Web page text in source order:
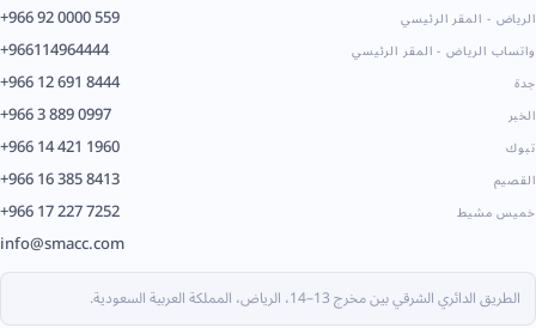
+966 92 0000 559 المقر الرئيسي
+966114964444 - المقر الرئيسي
+966 12 691 8444
+966 3 889 0997
+966 14 421 1960
+966 16 385 8413
+966 17 227 7252
info@smacc.com
الشرقي بين مخرج 13–14، الرياض، المملكة العربية السعودية.